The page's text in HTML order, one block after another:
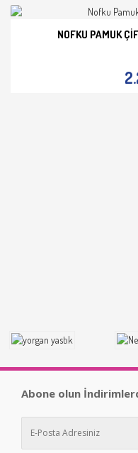
NOFKU PAMUK
Abone olun